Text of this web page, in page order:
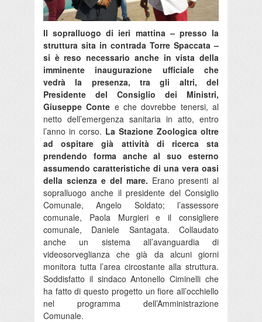
Il sopralluogo di ieri mattina – presso la
struttura sita in contrada Torre Spaccata –
si è reso necessario anche in vista della
imminente inaugurazione ufficiale che
vedrà la presenza, tra gli altri, del
Presidente del Consiglio dei Ministri,
Giuseppe Conte e che dovrebbe tenersi, al
netto dell’emergenza sanitaria in atto, entro
l’anno in corso. La Stazione Zoologica oltre
ad ospitare già attività di ricerca sta
prendendo forma anche al suo esterno
assumendo caratteristiche di una vera oasi
della scienza e del mare. Erano presenti al
sopralluogo anche il presidente del Consiglio
Comunale, Angelo Soldato; l’assessore
comunale, Paola Murgieri e il consigliere
comunale, Daniele Santagata. Collaudato
anche un sistema all’avanguardia di
videosorveglianza che già da alcuni giorni
monitora tutta l’area circostante alla struttura.
Soddisfatto il sindaco Antonello Ciminelli che
ha fatto di questo progetto un fiore all’occhiello
nel programma dell’Amministrazione
Comunale.